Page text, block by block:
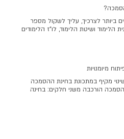
ביותר לצרכיך, עליך לשקול מספר
הלימוד ושיטת הלימוד, לו"ז הלימודים
מיומנויות
בשנת 2017 נערך שינוי מקיף במתכונת בחינת ההסמכה
שנת 2017 בחינת ההסמכה הורכבה משני חלקים: בחינה